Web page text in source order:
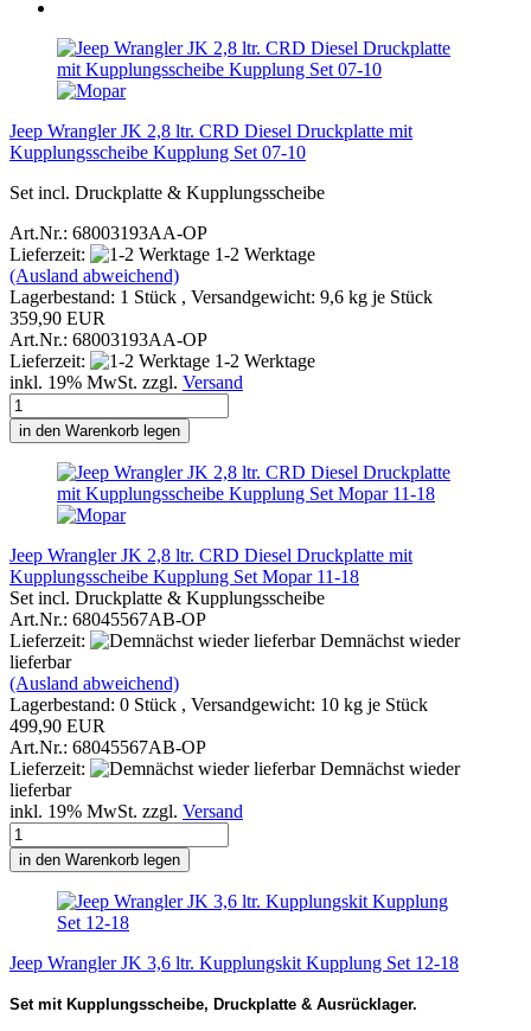
Jeep Wrangler JK 2,8 ltr. CRD Diesel Druckplatte mit
Kupplungsscheibe Kupplung Set 07-10
Set incl. Druckplatte & Kupplungsscheibe
Art.Nr.: 68003193AA-OP
Lieferzeit:
1-2 Werktage
(Ausland abweichend)
Lagerbestand: 1 Stück , Versandgewicht: 9,6 kg je Stück
359,90 EUR
Art.Nr.: 68003193AA-OP
Lieferzeit:
1-2 Werktage
inkl. 19% MwSt. zzgl. Versand
in den Warenkorb legen
Jeep Wrangler JK 2,8 ltr. CRD Diesel Druckplatte mit
Kupplungsscheibe Kupplung Set Mopar 11-18
Set incl. Druckplatte & Kupplungsscheibe
Art.Nr.: 68045567AB-OP
Lieferzeit:
Demnächst wieder
lieferbar
(Ausland abweichend)
Lagerbestand: 0 Stück , Versandgewicht: 10 kg je Stück
499,90 EUR
Art.Nr.: 68045567AB-OP
Lieferzeit:
Demnächst wieder
lieferbar
inkl. 19% MwSt. zzgl. Versand
in den Warenkorb legen
Jeep Wrangler JK 3,6 ltr. Kupplungskit Kupplung Set 12-18
Set mit Kupplungsscheibe, Druckplatte & Ausrücklager.